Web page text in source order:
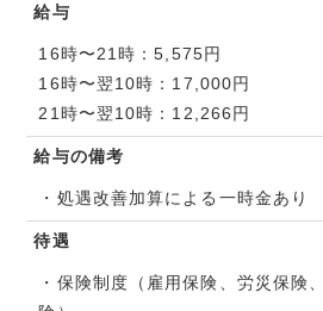
給与
16時〜21時：5,575円
16時〜翌10時：17,000円
21時〜翌10時：12,266円
給与の備考
・処遇改善加算による一時金あり
待遇
・保険制度（雇用保険、労災保険